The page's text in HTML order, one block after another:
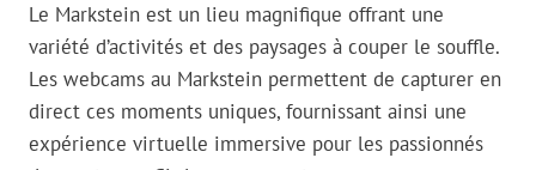
Le Markstein est un lieu magnifique offrant une
variété d’activités et des paysages à couper le souffle.
Les webcams au Markstein permettent de capturer en
direct ces moments uniques, fournissant ainsi une
expérience virtuelle immersive pour les passionnés